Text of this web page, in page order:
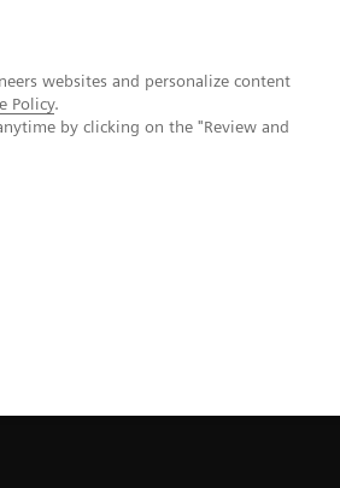
websites and personalize content
Policy.
by clicking on the "Review and